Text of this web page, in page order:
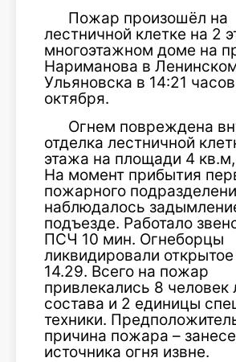
Пожар произошёл на
лестничной клетке на 2
многоэтажном доме на
Нариманова в
Ульяновска в 14:21
октября.
Огнем повреждена
отделка лестничной
этажа на площади 4
На момент прибытия
пожарного
наблюдалось
подъезде. Работало
ПСЧ 10 мин. Огнеборцы
ликвидировали
14.29. Всего на пожар
привлекались 8 человек
состава и 2 единицы
техники.
причина пожара –
источника огня извне.